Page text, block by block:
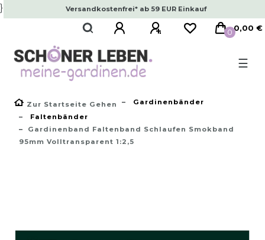
} Versandkostenfrei* ab 59 EUR Einkauf
0 0,00 €
☰
Zur Startseite Gehen
Gardinenbänder
Faltenbänder
Gardinenband Faltenband Schlaufen Smokband
95mm Volltransparent 1:2,5